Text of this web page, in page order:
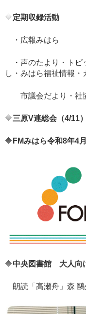
🔷定期収録活動
・広報みはら
・声のたより・トピ
し・みはら福祉情報・
市議会だより・社
🔷三原V連総会（4/11）
🔷 FMみはら令和8年4
🔷中央図書館 大人向
朗読「高瀬舟」森 鷗